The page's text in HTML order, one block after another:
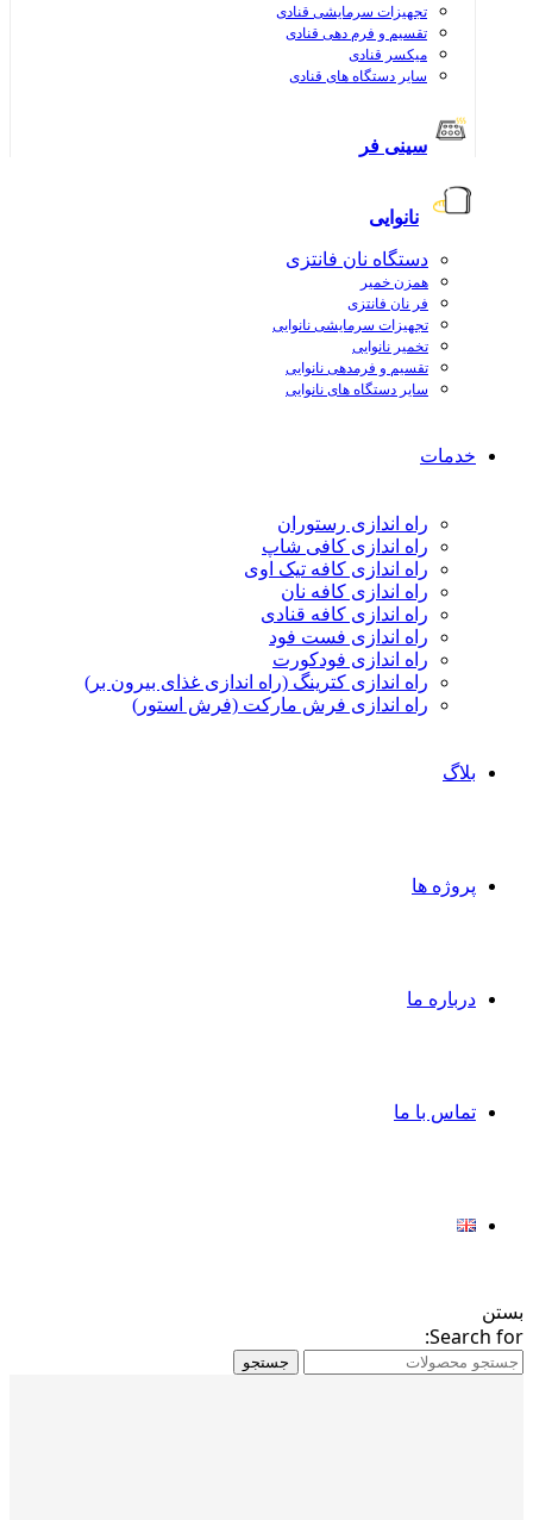
تجهیزات سرمایشی قنادی
تقسیم و فرم دهی قنادی
میکسر قنادی
سایر دستگاه های قنادی
سینی فر
نانوایی
دستگاه نان فانتزی
همزن خمیر
فر نان فانتزی
تجهیزات سرمایشی نانوایی
تخمیر نانوایی
تقسیم و فرمدهی نانوایی
سایر دستگاه های نانوایی
خدمات
راه اندازی رستوران
راه اندازی کافی شاپ
راه اندازی کافه تیک اوی
راه اندازی کافه نان
راه اندازی کافه قنادی
راه اندازی فست فود
راه اندازی فودکورت
راه اندازی کترینگ (راه‌ اندازی غذای بیرون بر)
راه اندازی فرش مارکت (فرش استور)
بلاگ
پروژه ها
درباره ما
تماس با ما
بستن
Search for:
جستجو